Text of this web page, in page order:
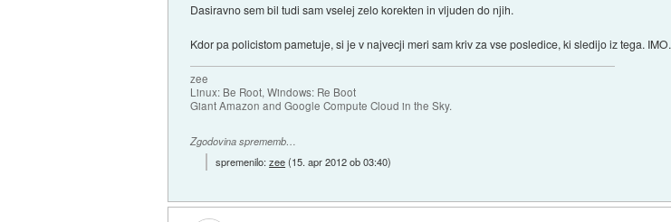
Dasiravno sem bil tudi sam vselej zelo korekten in vljuden do njih.
Kdor pa policistom pametuje, si je v najvecji meri sam kriv za vse posledice, ki sledijo iz tega. IMO.
zee
Linux: Be Root, Windows: Re Boot
Giant Amazon and Google Compute Cloud in the Sky.
Zgodovina sprememb…
spremenilo:zee(15. apr 2012 ob 03:40)